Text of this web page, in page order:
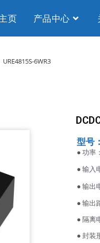
页 产品中心
URE4815S-6WR3
型号
● 功率
● 输入
● 输出
● 输出
● 隔离
● 封装